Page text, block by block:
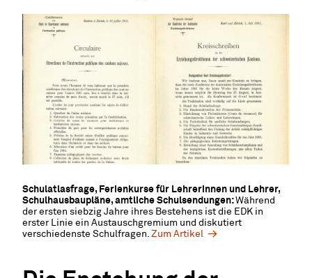
Schulatlasfrage, Ferienkurse für Lehrerinnen und Lehrer,
Schulhausbaupläne, amtliche Schulsendungen:Während
der ersten siebzig Jahre ihres Bestehens ist die EDK in
erster Linie ein Austauschgremium und diskutiert
verschiedenste Schulfragen. Zum Artikel